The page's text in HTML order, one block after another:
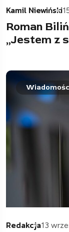
Kamil Niewiński
Roman
„Jestem z
Redakcja13